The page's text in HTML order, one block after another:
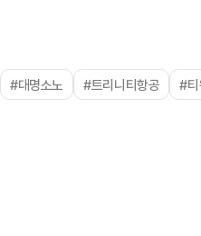
#대명소노 #트리니티항공 #티